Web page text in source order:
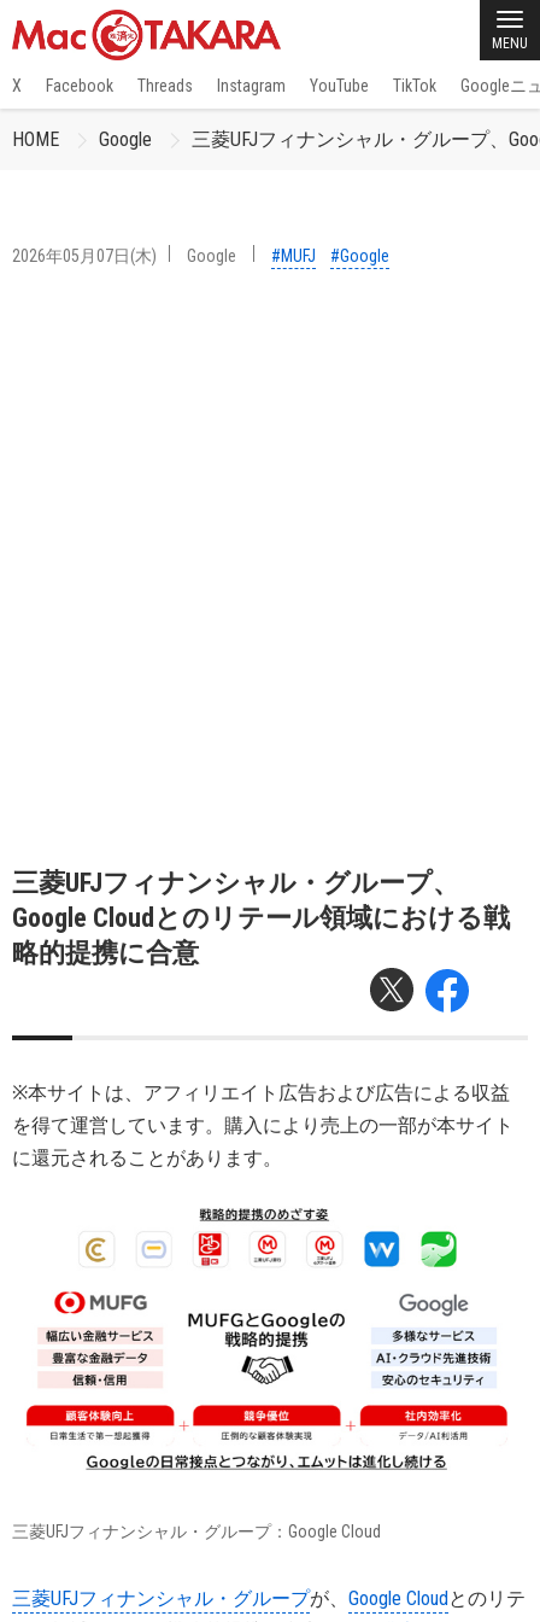
MENU
X Facebook Threads Instagram YouTube TikTok Googleニ
HOME Google 三菱UFJフィナンシャル・グループ、
2026年05月07日(木) Google #MUFJ #Google
三菱UFJフィナンシャル・グループ、
Google Cloudとのリテール領域における戦
略的提携に合意
※本サイトは、アフィリエイト広告および広告による収益
を得て運営しています。購入により売上の一部が本サイト
に還元されることがあります。
三菱UFJフィナンシャル・グループ：Google Cloud
三菱UFJフィナンシャル・グループが、 Google Cloud とのリテ